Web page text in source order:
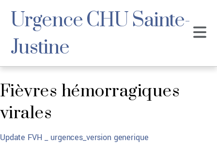
Urgence CHU Sainte-
Justine
Fièvres hémorragiques
virales
Update FVH _ urgences_version generique